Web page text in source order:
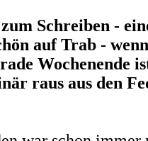
Schreiben -
auf Trab -
Wochenende
raus aus den